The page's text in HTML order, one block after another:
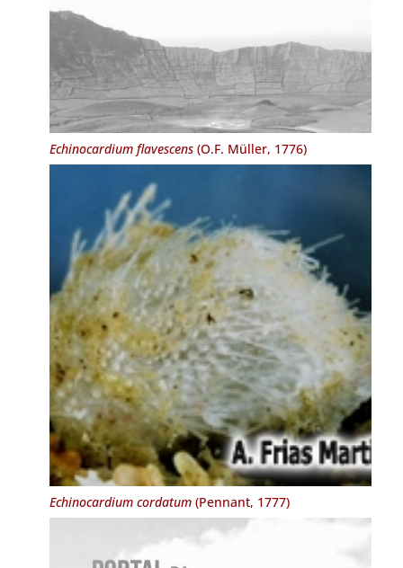
Echinocardium flavescens(O.F. Müller, 1776)
Echinocardium cordatum(Pennant, 1777)